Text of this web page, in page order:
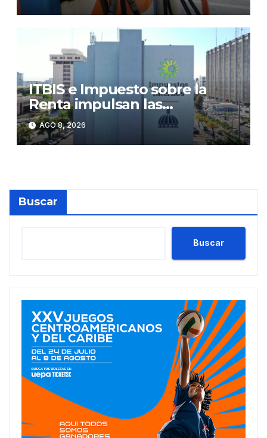
ITBIS e Impuesto sobre la
Renta impulsan las
recaudaciones de la DGII;
superan los RD$81,475
millones en julio
AGO 8, 2026
Buscar
Buscar